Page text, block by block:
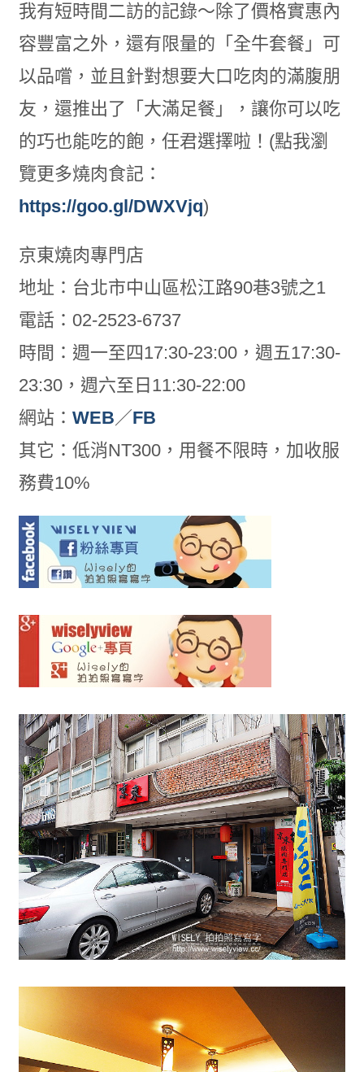
我有短時間二訪的記錄～除了價格實惠內
容豐富之外，還有限量的「全牛套餐」可
以品嚐，並且針對想要大口吃肉的滿腹朋
友，還推出了「大滿足餐」，讓你可以吃
的巧也能吃的飽，任君選擇啦！(點我瀏
覽更多燒肉食記：
https://goo.gl/DWXVjq)
京東燒肉專門店
地址：台北市中山區松江路90巷3號之1
電話：02-2523-6737
時間：週一至四17:30-23:00，週五17:30-
23:30，週六至日11:30-22:00
網站： WEB／FB
其它：低消NT300，用餐不限時，加收服
務費10%